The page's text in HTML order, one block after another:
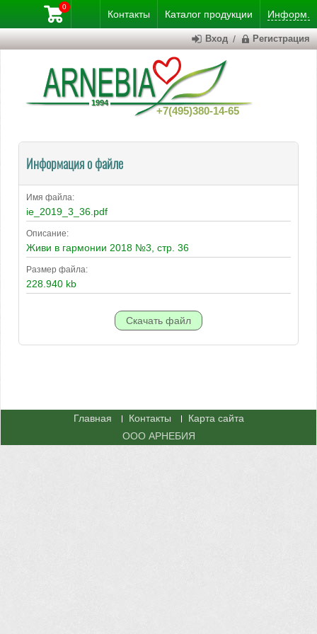
Контакты Каталог продукции Информ.
+7(495)380-14-65
0
Вход / Регистрация
Информация о файле
Имя файла:
ie_2019_3_36.pdf
Описание:
Живи в гармонии 2018 №3, стр. 36
Размер файла:
228.940 kb
Главная Контакты
Карта сайта
ООО АРНЕБИЯ